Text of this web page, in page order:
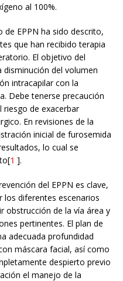
al 100%.
de EPPN ha sido descrito,
que han recibido terapia
El objetivo del
del volumen
intracapilar con la
Debe tenerse precaución
de exacerbar
En revisiones de la
inicial de furosemida
lo cual se
1 ].
del EPPN es clave,
los diferentes escenarios
obstrucción de la vía área y
pertinentes. El plan de
adecuada profundidad
máscara facial, así como
despierto previo
el manejo de la